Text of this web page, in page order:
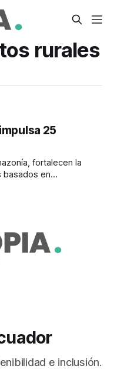
rurales
25
fortalecen la
basados en
e inclusión.